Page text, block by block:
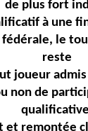
de plus fort
à une
fédérale, le
reste
joueur
non de
et remontée